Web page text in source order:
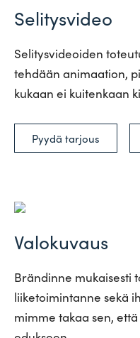
Selitysvideo
Seli­tys­vi­deoiden
tehdään ani­maation,
kukaan ei kui­tenkaan
Pyydä tarjous
Valokuvaus
Brän­dinne mukai­sesti
lii­ke­toi­min­tanne sekä
mimme takaa sen,